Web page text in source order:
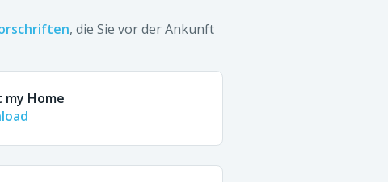
, die Sie vor der Ankunft
my Home